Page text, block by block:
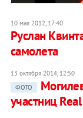
10 мая 2012, 17:40
Руслан
самолета
13 октября 2014, 12:50
ФОТО
участниц